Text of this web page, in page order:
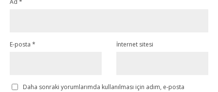
Ad *
E-posta * İnternet sitesi
Daha sonraki yorumlarımda kullanılması için adım, e-posta